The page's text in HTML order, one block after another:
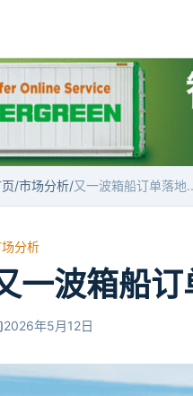
/市场分析/又一波箱船订单落地
分析
一波箱船
2026年5月12日